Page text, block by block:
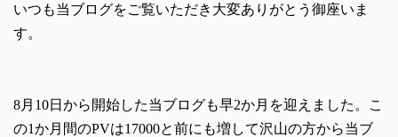
いつも当ブログをご覧いただき大変ありがとう御座いま
す。
8月10日から開始した当ブログも早2か月を迎えました。こ
の1か月間のPVは17000と前にも増して沢山の方から当ブ